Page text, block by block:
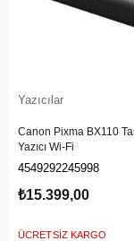
Yazıcılar
Canon Pixma BX110
Yazıcı Wi-Fi
4549292245998
₺15.399,00
ÜCRETSIZ KARGO